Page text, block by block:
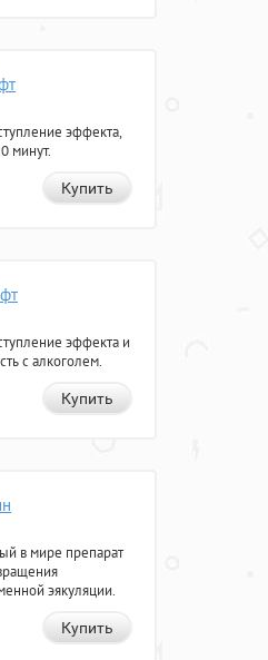
эффекта,
минут.
Купить
эффекта и
с алкоголем.
Купить
в мире препарат
эякуляции.
Купить